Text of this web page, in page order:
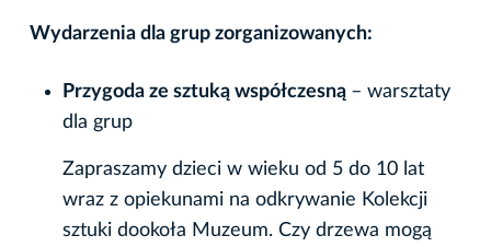
Wydarzenia dla grup zorganizowanych:
Przygoda ze sztuką współczesną – warsztaty
dla grup
Zapraszamy dzieci w wieku od 5 do 10 lat
wraz z opiekunami na odkrywanie Kolekcji
sztuki dookoła Muzeum. Czy drzewa mogą